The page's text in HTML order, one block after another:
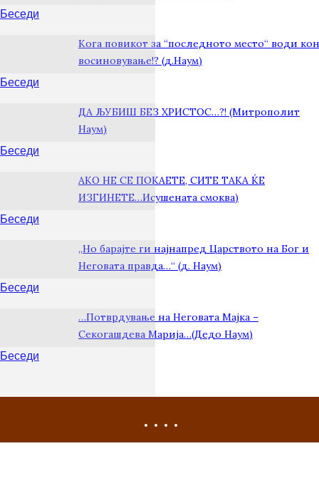
Беседи
Беседи
Беседи
Кога повикот за “последното место“ води кон
восиновување!? (д.Наум)
Беседи
ДА ЉУБИШ БЕЗ ХРИСТОС…?! (Митрополит
Наум)
Беседи
АКО НЕ СЕ ПОКАЕТЕ, СИТЕ ТАКА ЌЕ
ИЗГИНЕТЕ…Исушената смоква)
Беседи
„Но барајте ги најнапред Царството на Бог и
Неговата правда…“ (д. Наум)
…Потврдување на Неговата Мајка –
Секогашдева Марија…(Дедо Наум)